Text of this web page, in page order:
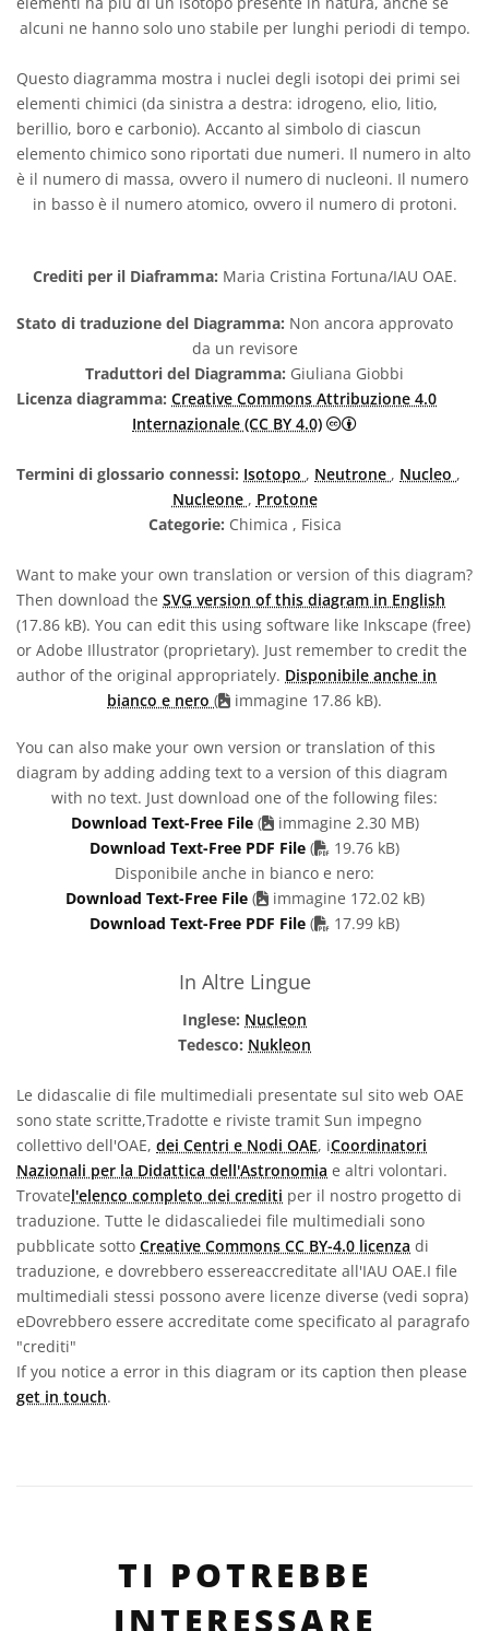
alcuni ne hanno solo uno stabile per lunghi periodi di tempo.
Questo diagramma mostra i nuclei degli isotopi dei primi sei
elementi chimici (da sinistra a destra: idrogeno, elio, litio,
berillio, boro e carbonio). Accanto al simbolo di ciascun
elemento chimico sono riportati due numeri. Il numero in alto
è il numero di massa, ovvero il numero di nucleoni. Il numero
in basso è il numero atomico, ovvero il numero di protoni.
Crediti per il Diaframma: Maria Cristina Fortuna/IAU OAE.
Stato di traduzione del Diagramma: Non ancora approvato
da un revisore
Traduttori del Diagramma: Giuliana Giobbi
Licenza diagramma: Creative Commons Attribuzione 4.0
Internazionale (CC BY 4.0)
Creative
Termini di glossario connessi: Isotopo , Neutrone , Nucleo ,
Nucleone , Protone
Categorie: Chimica , Fisica
Want to make your own translation or version of this diagram?
Then download the SVG version of this diagram in English
(17.86 kB). You can edit this using software like Inkscape (free)
or Adobe Illustrator (proprietary). Just remember to credit the
author of the original appropriately. Disponibile anche in
bianco e nero ( immagine 17.86 kB).
You can also make your own version or translation of this
diagram by adding adding text to a version of this diagram
with no text. Just download one of the following files:
Download Text-Free File( immagine 2.30 MB)
Download Text-Free PDF File ( PDF file
19.76 kB)
Disponibile anche in bianco e nero:
Download Text-Free File( immagine 172.02 kB)
Download Text-Free PDF File ( PDF file
17.99 kB)
In Altre Lingue
Inglese: Nucleon
Tedesco: Nukleon
Le didascalie di file multimediali presentate sul sito web OAE
sono state scritte,Tradotte e riviste tramit Sun impegno
collettivo dell'OAE, dei Centri e Nodi OAE, iCoordinatori
Nazionali per la Didattica dell'Astronomia e altri volontari.
Trovatel'elenco completo dei crediti per il nostro progetto di
traduzione. Tutte le didascaliedei file multimediali sono
pubblicate sotto Creative Commons CC BY-4.0 licenza di
traduzione, e dovrebbero essereaccreditate all'IAU OAE.I file
multimediali stessi possono avere licenze diverse (vedi sopra)
eDovrebbero essere accreditate come specificato al paragrafo
"crediti"
If you notice a error in this diagram or its caption then please
get in touch.
TI POTREBBE
INTERESSARE